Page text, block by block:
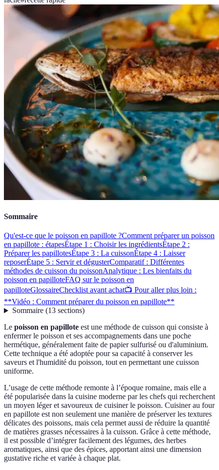
Sommaire
Qu'est-ce que le poisson en papillote ?Comment préparer un poisson
en papillote : étapesÉtape 1 : Choisir les ingrédientsÉtape 2 :
Préparer les papillotesÉtape 3 : La cuissonÉtape 4 : Laisser
reposerÉtape 5 : Servir et dégusterComparatif : Différentes
méthodes de cuisson du poissonAnalytique : Les bienfaits du
poisson en papilloteFAQ sur le poisson en
papilloteGlossaireChecklist avant achat📺 Pour aller plus loin :
**Vidéo : Comment préparer du poisson en papillote**
Sommaire(13 sections)
Le poisson en papillote est une méthode de cuisson qui consiste à
enfermer le poisson et ses accompagnements dans une poche
hermétique, généralement faite de papier sulfurisé ou d'aluminium.
Cette technique a été adoptée pour sa capacité à conserver les
saveurs et l'humidité du poisson, tout en permettant une cuisson
uniforme.
L’usage de cette méthode remonte à l’époque romaine, mais elle a
été popularisée dans la cuisine moderne par les chefs qui recherchent
un moyen léger et savoureux de cuisiner le poisson. Cuisiner au four
en papillote est non seulement une manière de préserver les textures
délicates des poissons, mais cela permet aussi de réduire la quantité
de matières grasses nécessaires à la cuisson. Grâce à cette méthode,
il est possible d’intégrer facilement des légumes, des herbes
aromatiques, ainsi que des épices, apportant ainsi une dimension
gustative riche et variée à chaque plat.